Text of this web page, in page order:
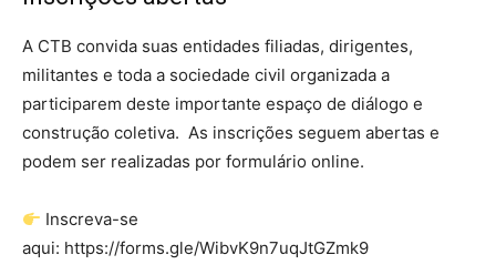
A CTB convida suas entidades filiadas, dirigentes,
militantes e toda a sociedade civil organizada a
participarem deste importante espaço de diálogo e
construção coletiva. As inscrições seguem abertas e
podem ser realizadas por formulário online.
Inscreva-se
aqui: https://forms.gle/WibvK9n7uqJtGZmk9